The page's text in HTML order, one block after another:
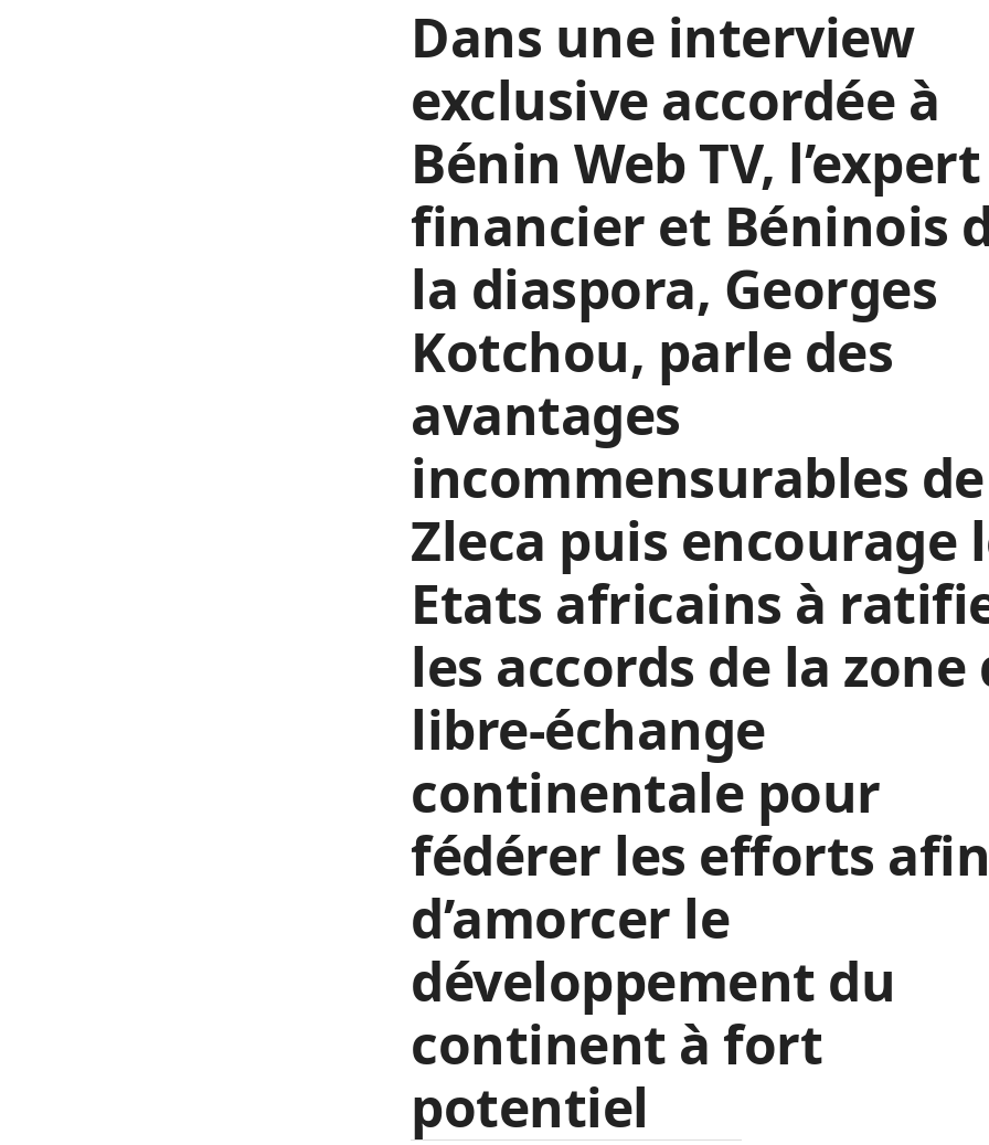
Dans une interview
exclusive accordée à
Bénin Web TV, l’expert
financier et Béninois
la diaspora, Georges
Kotchou, parle des
avantages
incommensurables
Zleca puis encourage
Etats africains à
les accords de la zone
libre-échange
continentale pour
fédérer les efforts afin
d’amorcer le
développement du
continent à fort
potentiel